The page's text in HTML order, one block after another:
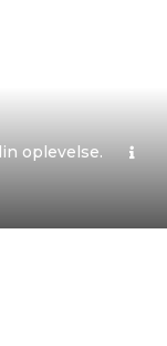
oplevelse.